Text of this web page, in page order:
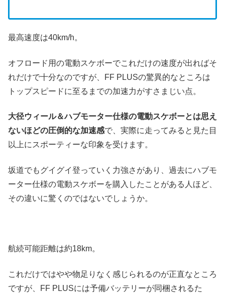
最高速度は40km/h。
オフロード用の電動スケボーでこれだけの速度が出ればそ
れだけで十分なのですが、FF PLUSの驚異的なところは
トップスピードに至るまでの加速力がすさまじい点。
大径ウィール＆ハブモーター仕様の電動スケボーとは思え
ないほどの圧倒的な加速感で、実際に走ってみると見た目
以上にスポーティーな印象を受けます。
坂道でもグイグイ登っていく力強さがあり、過去にハブモ
ーター仕様の電動スケボーを購入したことがある人ほど、
その違いに驚くのではないでしょうか。
航続可能距離は約18km。
これだけではやや物足りなく感じられるのが正直なところ
ですが、FF PLUSには予備バッテリーが同梱されるた